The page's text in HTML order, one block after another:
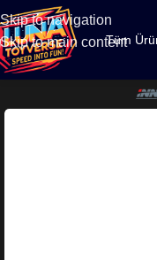
Skip to navigation
Skip to main content
Tüm